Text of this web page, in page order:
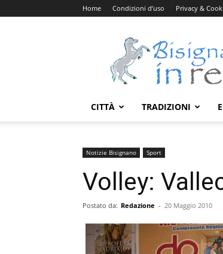
Home Condizioni d’uso Privacy &
CITTÀ TRADIZIONI
Notizie Bisignano Sport
Volley:
Postato da: Redazione - 20 Maggio 2010